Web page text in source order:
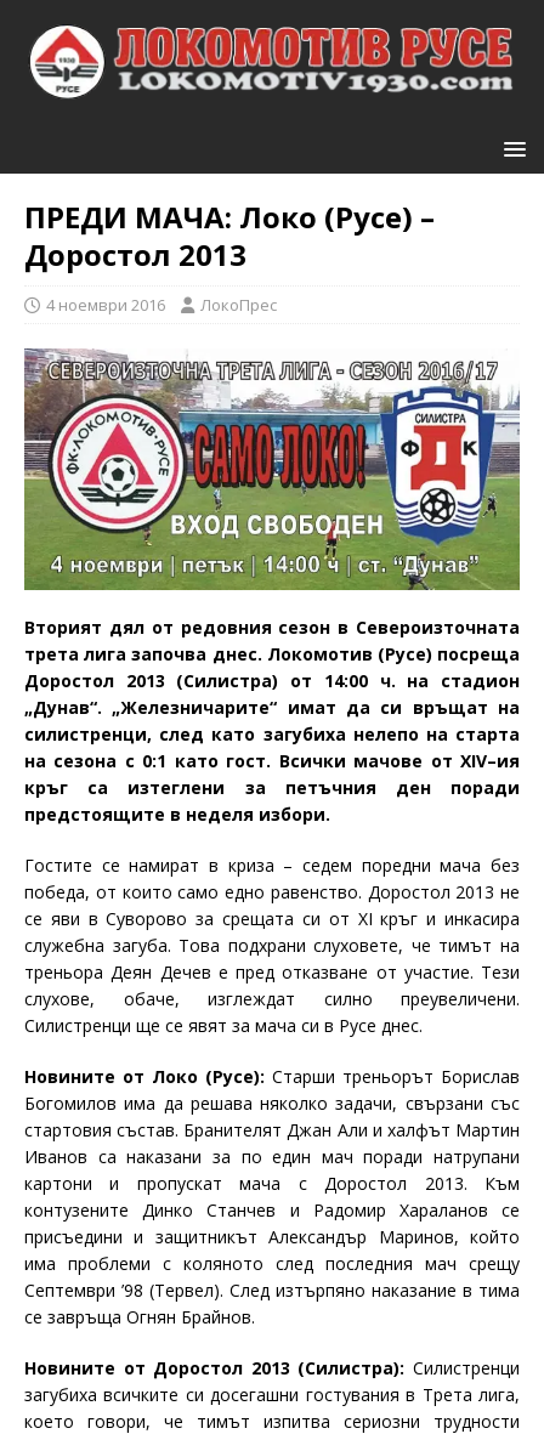
ПРЕДИ МАЧА: Локо (Русе) –
Доростол 2013
4 ноември 2016 ЛокоПрес
Вторият дял от редовния сезон в Североизточната
трета лига започва днес. Локомотив (Русе) посреща
Доростол 2013 (Силистра) от 14:00 ч. на стадион
„Дунав“. „Железничарите“ имат да си връщат на
силистренци, след като загубиха нелепо на старта
на сезона с 0:1 като гост. Всички мачове отXIV–ия
кръг са изтеглени за петъчния ден поради
предстоящите в неделя избори.
Гостите се намират в криза – седем поредни мача без
победа, от които само едно равенство. Доростол 2013 не
се яви в Суворово за срещата си от XIкръг и инкасира
служебна загуба. Това подхрани слуховете, че тимът на
треньора Деян Дечев е пред отказване от участие. Тези
слухове, обаче, изглеждат силно преувеличени.
Силистренци ще се явят за мача си в Русе днес.
Новините от Локо (Русе): Старши треньорът Борислав
Богомилов има да решава няколко задачи, свързани със
стартовия състав. Бранителят Джан Али и халфът Мартин
Иванов са наказани за по един мач поради натрупани
картони и пропускат мача с Доростол 2013. Към
контузените Динко Станчев и Радомир Хараланов се
присъедини и защитникът Александър Маринов, който
има проблеми с коляното след последния мач срещу
Септември ’98 (Тервел). След изтърпяно наказание в тима
се завръща Огнян Брайнов.
Новините от Доростол 2013 (Силистра): Силистренци
загубиха всичките си досегашни гостувания в Трета лига,
което говори, че тимът изпитва сериозни трудности